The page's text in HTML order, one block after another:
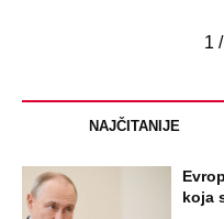
1
NAJČITANIJE
koja